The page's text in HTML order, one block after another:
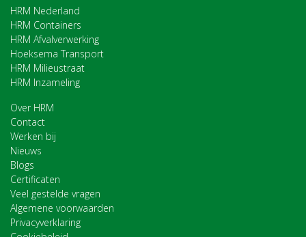
HRM Nederland
HRM Containers
HRM Afvalverwerking
Hoeksema Transport
HRM Milieustraat
HRM Inzameling
Over HRM
Contact
Werken bij
Nieuws
Blogs
Certificaten
Veel gestelde vragen
Algemene voorwaarden
Privacyverklaring